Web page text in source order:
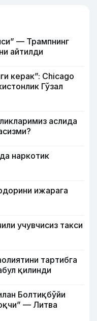
— Трампнинг
айтилди
керак”: Chicago
Гўзал
аслида
наркотик
ижарага
учувчисиз такси
тартибга
қилинди
Болтиқбўйи
— Литва